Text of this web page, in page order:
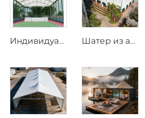
Индивидуальные панорамные решения для падел-кортов со стеклянными стенами | Спортивные навесы из стали и алюминия с теневыми клапанами для проектов круглогодичного использования Шатер из алюминия для круглогодичного использования | Коммерческий бескаркасный навес для открытых свадебных приемов и выставок